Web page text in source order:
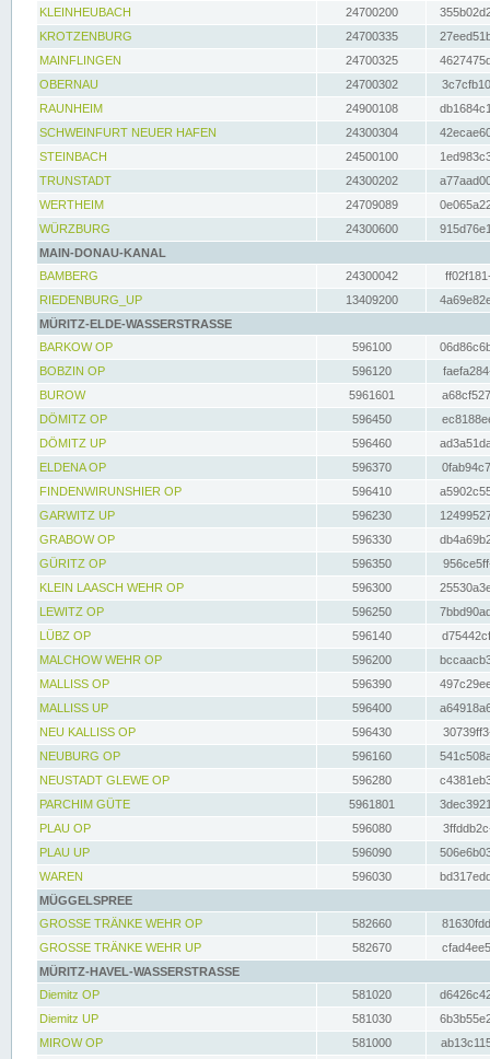
KLEINHEUBACH 24700200
KROTZENBURG
24700335
MAINFLINGEN
24700325
OBERNAU
24700302
RAUNHEIM
24900108
SCHWEINFURT NEUER HAFEN
24300304
STEINBACH
24500100
TRUNSTADT
24300202
WERTHEIM
24709089
WÜRZBURG
24300600
MAIN-DONAU-KANAL
BAMBERG
24300042
RIEDENBURG_UP
13409200
MÜRITZ-ELDE-WASSERSTRASSE
BARKOW OP
596100
BOBZIN OP
596120
BUROW
5961601
DÖMITZ OP
596450
DÖMITZ UP
596460
ELDENA OP
596370
FINDENWIRUNSHIER OP
596410
GARWITZ UP
596230
GRABOW OP
596330
GÜRITZ OP
596350
KLEIN LAASCH WEHR OP
596300
LEWITZ OP
596250
LÜBZ OP
596140
MALCHOW WEHR OP
596200
MALLISS OP
596390
MALLISS UP
596400
NEU KALLISS OP
596430
NEUBURG OP
596160
NEUSTADT GLEWE OP
596280
PARCHIM GÜTE
5961801
PLAU OP
596080
PLAU UP
596090
WAREN
596030
MÜGGELSPREE
GROSSE TRÄNKE WEHR OP
582660
GROSSE TRÄNKE WEHR UP
582670
MÜRITZ-HAVEL-WASSERSTRASSE
Diemitz OP
581020
Diemitz UP
581030
MIROW OP
581000